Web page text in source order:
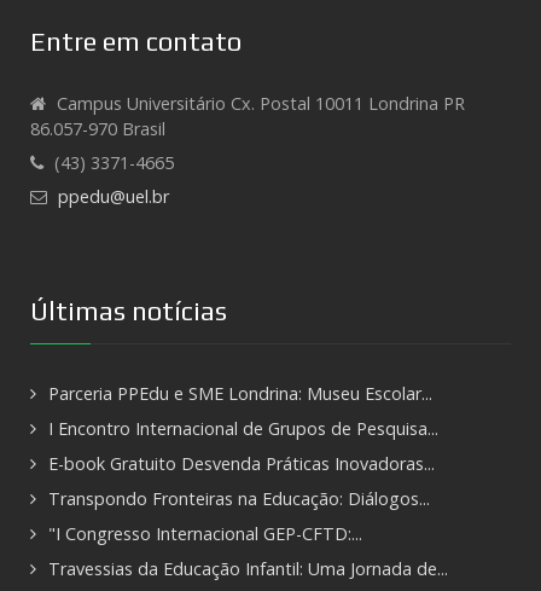
Entre em contato
Campus Universitário Cx. Postal 10011 Londrina PR
86.057-970 Brasil
(43) 3371-4665
ppedu@uel.br
Últimas notícias
Parceria PPEdu e SME Londrina: Museu Escolar...
I Encontro Internacional de Grupos de Pesquisa...
E-book Gratuito Desvenda Práticas Inovadoras...
Transpondo Fronteiras na Educação: Diálogos...
"I Congresso Internacional GEP-CFTD:...
Travessias da Educação Infantil: Uma Jornada de...